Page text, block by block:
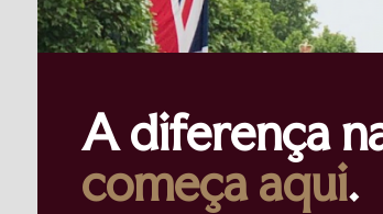
A diferença
começa aqui.